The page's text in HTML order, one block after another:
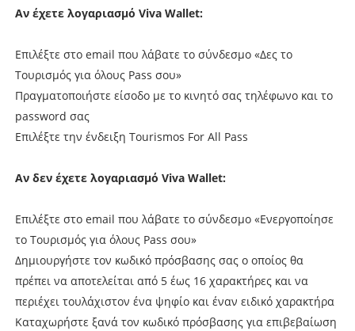
Αν έχετε λογαριασμό Viva Wallet:
Επιλέξτε στο email που λάβατε το σύνδεσμο «Δες το
Τουρισμός για όλους Pass σου»
Πραγματοποιήστε είσοδο με το κινητό σας τηλέφωνο και το
password σας
Επιλέξτε την ένδειξη Tourismos For All Pass
Αν δεν έχετε λογαριασμό Viva Wallet:
Επιλέξτε στο email που λάβατε το σύνδεσμο «Ενεργοποίησε
το Τουρισμός για όλους Pass σου»
Δημιουργήστε τον κωδικό πρόσβασης σας ο οποίος θα
πρέπει να αποτελείται από 5 έως 16 χαρακτήρες και να
περιέχει τουλάχιστον ένα ψηφίο και έναν ειδικό χαρακτήρα
Καταχωρήστε ξανά τον κωδικό πρόσβασης για επιβεβαίωση